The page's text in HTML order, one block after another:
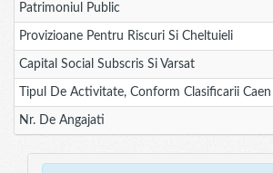
Patrimoniul Public
Provizioane Pentru Riscuri Si Cheltuieli
Capital Social Subscris Si Varsat
Tipul De Activitate, Conform Clasificarii
Nr. De Angajati